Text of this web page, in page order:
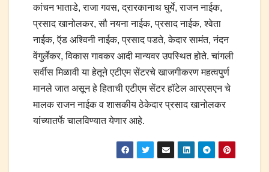
कांचन भाताडे, राजा गवस, द्रारकानाथ घुर्ये, राजन नाईक,
प्रसाद खानोलकर, सौ नयना नाईक, प्रसाद नाईक, श्वेता
नाईक, ऍड अश्विनी नाईक, प्रसाद पडते, केदार सामंत, नंदन
वेंगुर्लेकर, विकास गावकर आदी मान्यवर उपस्थित होते. चांगली
सर्वीस मिळावी या हेतूने एटीएम सेंटरचे खाजगीकरण महत्वपुर्ण
मानले जात असून हे हिताची एटीएम सेंटर हॉटेल आरएसएन चे
मालक राजन नाईक व शासकीय ठेकेदार प्रसाद खानोलकर
यांच्यातर्फे चालविण्यात येणार आहे.